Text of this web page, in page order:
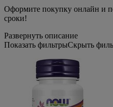
Оформите покупку онлайн и
сроки!
Развернуть описание
Показать фильтрыСкрыть